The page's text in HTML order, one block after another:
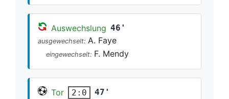
Auswechslung 46'
ausgewechselt: A. Faye
eingewechselt: F. Mendy
Tor 2:0 47'